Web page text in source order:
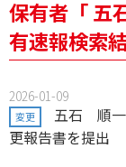
保有者「 五
有速報検索
2026-01-09
変更
五石 順一
更報告書を提出